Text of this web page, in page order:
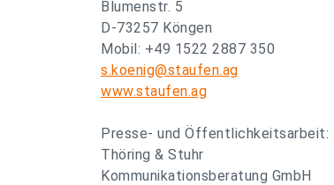
Blumenstr. 5
D-73257 Köngen
Mobil: +49 1522 2887 350
s.koenig@staufen.ag
www.staufen.ag
Presse- und Öffentlichkeitsarbeit:
Thöring & Stuhr
Kommunikationsberatung GmbH